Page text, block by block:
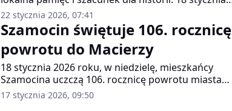
w mieście odbyły się uroczyste obchody 106.
rocznicy powrotu Szamocina do macierzy, które
zgromadziły Mieszkańców oraz przedstawicieli
władz samorządowych.
22 stycznia 2026, 07:41
Szamocin świętuje 106. rocznicę
powrotu do Macierzy
18 stycznia 2026 roku, w niedzielę, mieszkańcy
Szamocina uczczą 106. rocznicę powrotu miasta
do Macierzy. Na ten dzień zaplanowano
uroczystości religijne i patriotyczne, a wieczorem
17 stycznia 2026, 09:50